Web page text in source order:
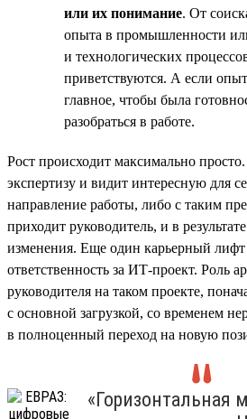
или их понимание. От
опыта в промышленности
и технологических
приветствуются. А если
главное, чтобы была
разобраться в работе.
Рост происходит максимально
экспертизу и видит интересную для
направление работы, либо с таким
приходит руководитель, и в
изменения. Еще один карьерный лифт
ответственность за ИТ-проект. Роль
руководителя на таком проекте,
с основной загрузкой, со временем
в полноценный переход на новую
«Горизонтальная